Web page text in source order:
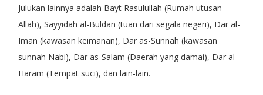
Julukan lainnya adalah Bayt Rasulullah (Rumah utusan
Allah), Sayyidah al-Buldan (tuan dari segala negeri), Dar al-
Iman (kawasan keimanan), Dar as-Sunnah (kawasan
sunnah Nabi), Dar as-Salam (Daerah yang damai), Dar al-
Haram (Tempat suci), dan lain-lain.